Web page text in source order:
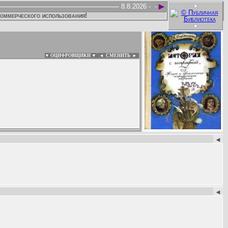
•
•
►
-
8.8.2026 -
использования!
▼ ОЦИФРОВЩИКИ ▼ ◄ СМЕНИТЬ ►
:
◄
◄